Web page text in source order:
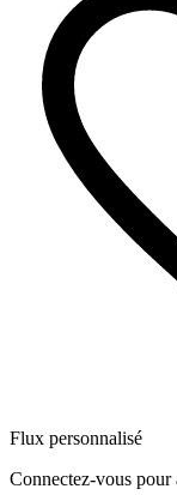
Flux personnalisé
Connectez-vous pour